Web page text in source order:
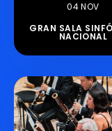
04 NOV
GRAN SALA
NACIONAL